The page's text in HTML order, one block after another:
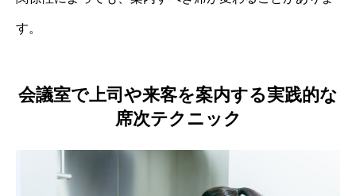
す。
会議室で上司や来客を案内する実践的な
席次テクニック